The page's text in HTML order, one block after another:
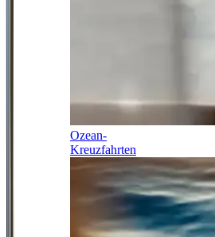
Ozean-
Kreuzfahrten